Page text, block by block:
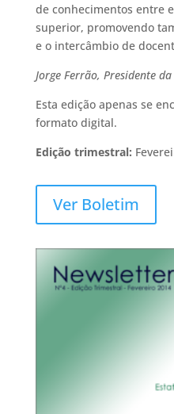
de conhecimentos entre
superior, promovendo
e o intercâmbio de
Jorge Ferrão, Presidente
Esta edição apenas se
formato digital.
Edição trimestral:
Ver Boletim